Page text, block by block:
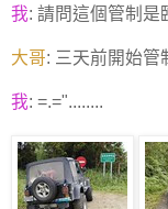
我: 請問這個管制是
大哥: 三天前開始管
我: =.="........